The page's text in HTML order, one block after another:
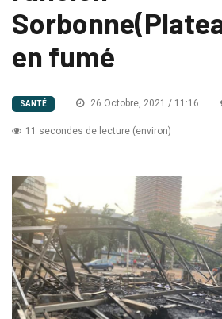
en fumé
SANTÉ 26 Octobre, 2021 / 11:16
11 secondes de lecture (environ)